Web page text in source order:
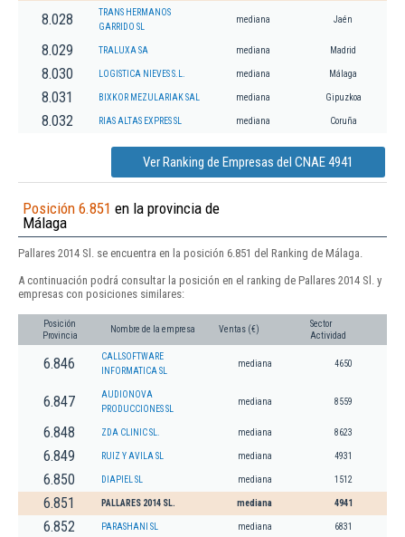
8.028
TRANS HERMANOS
GARRIDO SL
mediana Jaén
8.029 TRALUXA SA mediana Madrid
8.030 LOGISTICA NIEVES S.L. mediana Málaga
8.031 BIXKOR MEZULARIAK SAL mediana Gipuzkoa
8.032 RIAS ALTAS EXPRES SL mediana Coruña
Ver Ranking de Empresas del CNAE 4941
Posición 6.851 en la provincia de
Málaga
Pallares 2014 Sl. se encuentra en la posición 6.851 del Ranking de Málaga.
A continuación podrá consultar la posición en el ranking de Pallares 2014 Sl. y
empresas con posiciones similares:
Posición
Provincia
Nombre de la empresa Ventas (€)
Sector
Actividad
6.846
CALLSOFTWARE
INFORMATICA SL
mediana 4650
6.847
AUDIONOVA
PRODUCCIONES SL
mediana 8559
6.848 ZDA CLINIC SL. mediana 8623
6.849 RUIZ Y AVILA SL mediana 4931
6.850 DIAPIEL SL mediana 1512
6.851 PALLARES 2014 SL. mediana 4941
6.852 PARASHANI SL mediana 6831